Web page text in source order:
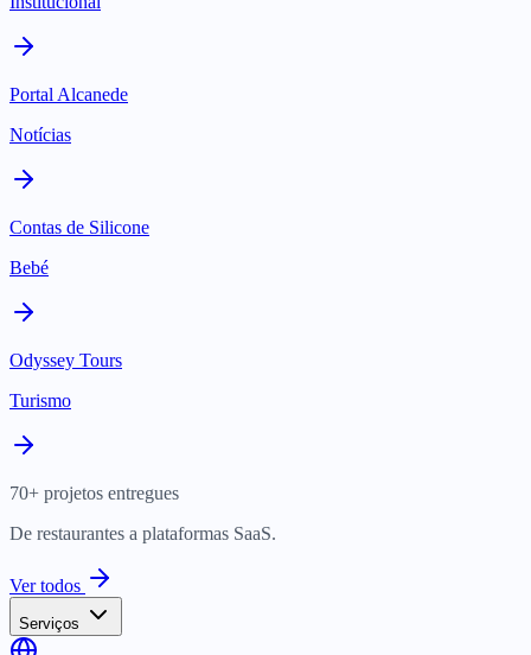
Portal Alcanede
Notícias
Contas de Silicone
Bebé
Odyssey Tours
Turismo
70+ projetos entregues
De restaurantes a plataformas SaaS.
Ver todos
Serviços